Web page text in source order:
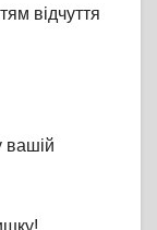
відчуття
вашій